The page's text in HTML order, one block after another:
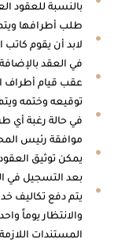
بالنسبة للعقود
طلب أطرافها
لابد أن يقوم
في العقد
عقب قيام أطراف
توقيعه وختمه
في حالة رغبة أي
موافقة رئيس
يمكن توثيق العقود
بعد التسجيل في
يتم دفع تكاليف
والانتظار يوماً
المستندات